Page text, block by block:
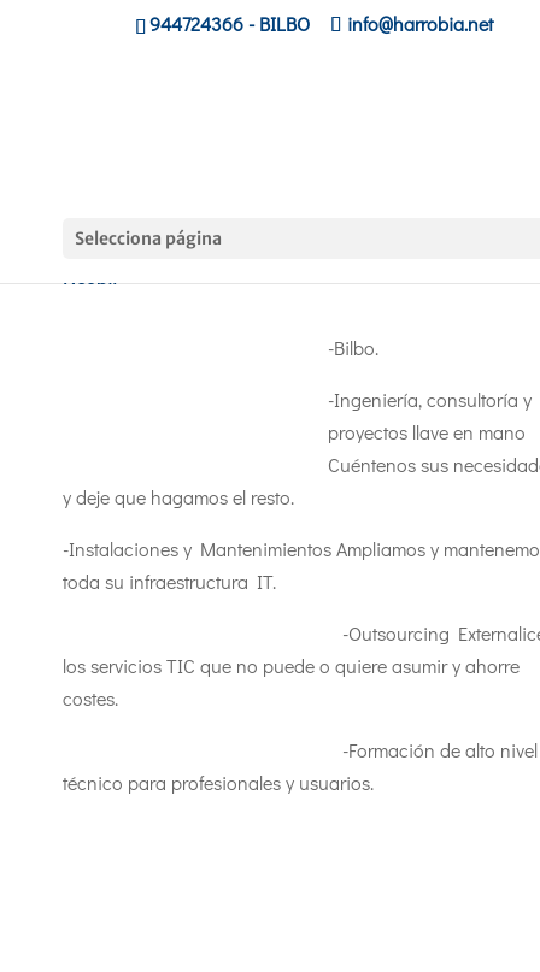
944724366- BILBO info@harrobia.net
Selecciona página
-Bilbo.
-Ingeniería, consultoría y
proyectos llave en mano
Cuéntenos sus
y deje que hagamos el resto.
-Instalaciones y Mantenimientos Ampliamos y
toda su infraestructura IT.
-Outsourcing
los servicios TIC que no puede o quiere asumir y ahorre
costes.
-Formación de alto nivel
técnico para profesionales y usuarios.